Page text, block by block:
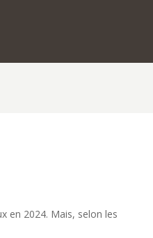
en 2024. Mais, selon les